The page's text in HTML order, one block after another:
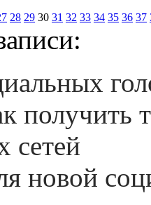
28 29 30 31 32 33 34 35 36 37
получить
сетей
новой